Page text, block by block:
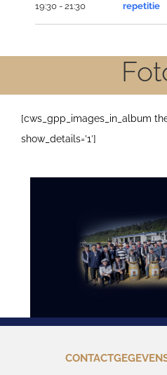
19:30 - 21:30
repetitie
[cws_gpp_images_in_album
show_details=’1′]